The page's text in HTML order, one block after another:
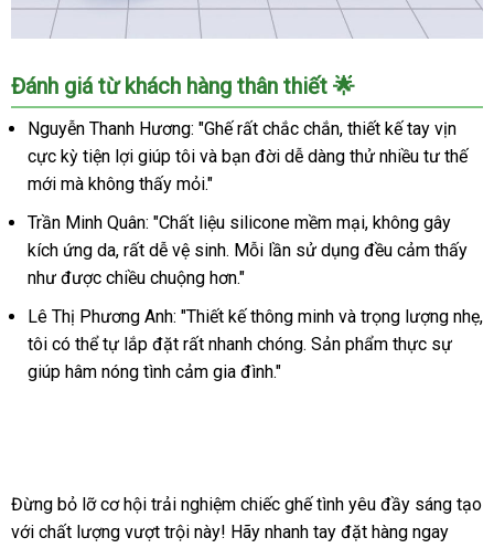
Ghế
tình
yêu
ROOMFUN
YDA-
016
tay
vịn
hỗ
quan
hệ
cặp
Đánh giá từ khách hàng thân thiết 🌟
Nguyễn Thanh Hương: "Ghế rất chắc chắn, thiết kế tay vịn
cực kỳ tiện lợi giúp tôi và bạn đời dễ dàng thử nhiều tư thế
mới mà không thấy mỏi."
Trần Minh Quân: "Chất liệu silicone mềm mại, không gây
kích ứng da, rất dễ vệ sinh. Mỗi lần sử dụng đều cảm thấy
như được chiều chuộng hơn."
Lê Thị Phương Anh: "Thiết kế thông minh và trọng lượng nhẹ,
tôi có thể tự lắp đặt rất nhanh chóng. Sản phẩm thực sự
giúp hâm nóng tình cảm gia đình."
Đừng bỏ lỡ cơ hội trải nghiệm chiếc ghế tình yêu đầy sáng tạo
với chất lượng vượt trội này! Hãy nhanh tay đặt hàng ngay